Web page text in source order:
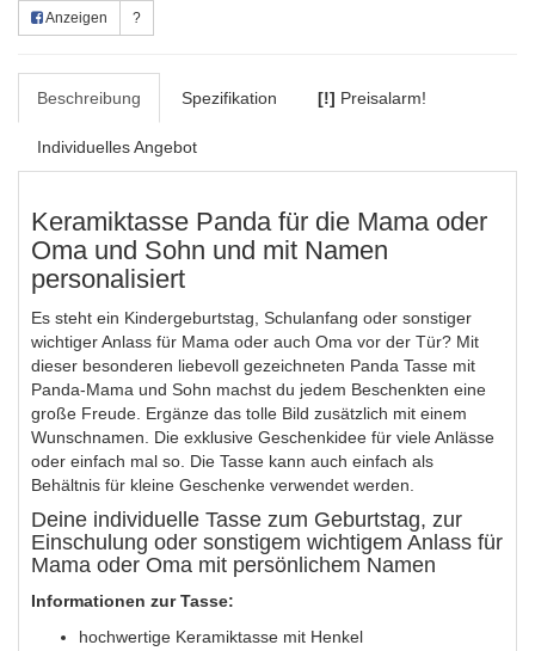
Anzeigen ?
Beschreibung Spezifikation [!] Preisalarm!
Individuelles Angebot
Keramiktasse Panda für die Mama oder
Oma und Sohn und mit Namen
personalisiert
Es steht ein Kindergeburtstag, Schulanfang oder sonstiger
wichtiger Anlass für Mama oder auch Oma vor der Tür? Mit
dieser besonderen liebevoll gezeichneten Panda Tasse mit
Panda-Mama und Sohn machst du jedem Beschenkten eine
große Freude. Ergänze das tolle Bild zusätzlich mit einem
Wunschnamen. Die exklusive Geschenkidee für viele Anlässe
oder einfach mal so. Die Tasse kann auch einfach als
Behältnis für kleine Geschenke verwendet werden.
Deine individuelle Tasse zum Geburtstag, zur
Einschulung oder sonstigem wichtigem Anlass für
Mama oder Oma mit persönlichem Namen
Informationen zur Tasse:
hochwertige Keramiktasse mit Henkel